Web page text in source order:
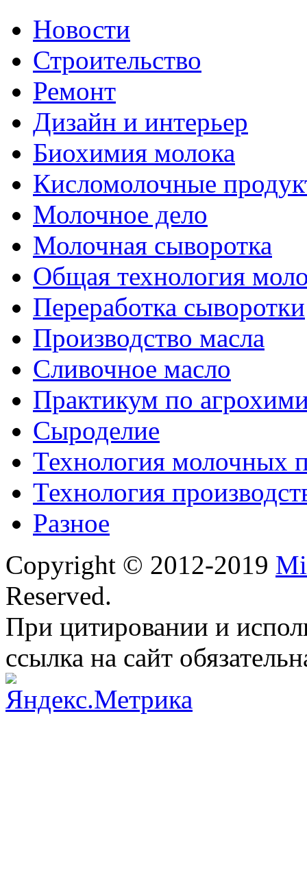
Новости
Строительство
Ремонт
Дизайн и интерьер
Биохимия молока
Кисломолочные
Молочное дело
Молочная сыворотка
Общая технология
Переработка сыворотки
Производство масла
Сливочное масло
Практикум по
Сыроделие
Технология молочных
Технология
Разное
Copyright © 2012-2019
Reserved.
При цитировании и
ссылка на сайт